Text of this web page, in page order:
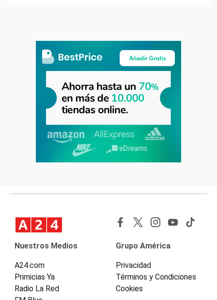
Nuestros Medios
A24.com
Primicias Ya
Radio La Red
Grupo América
Privacidad
Términos y Condiciones
Cookies